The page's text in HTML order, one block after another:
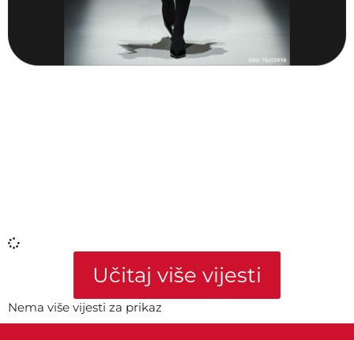
Učitaj više vijesti
Nema više vijesti za prikaz